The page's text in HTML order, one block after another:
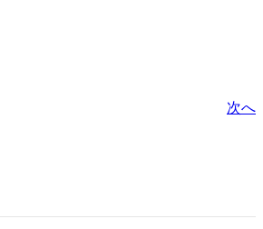
次へ